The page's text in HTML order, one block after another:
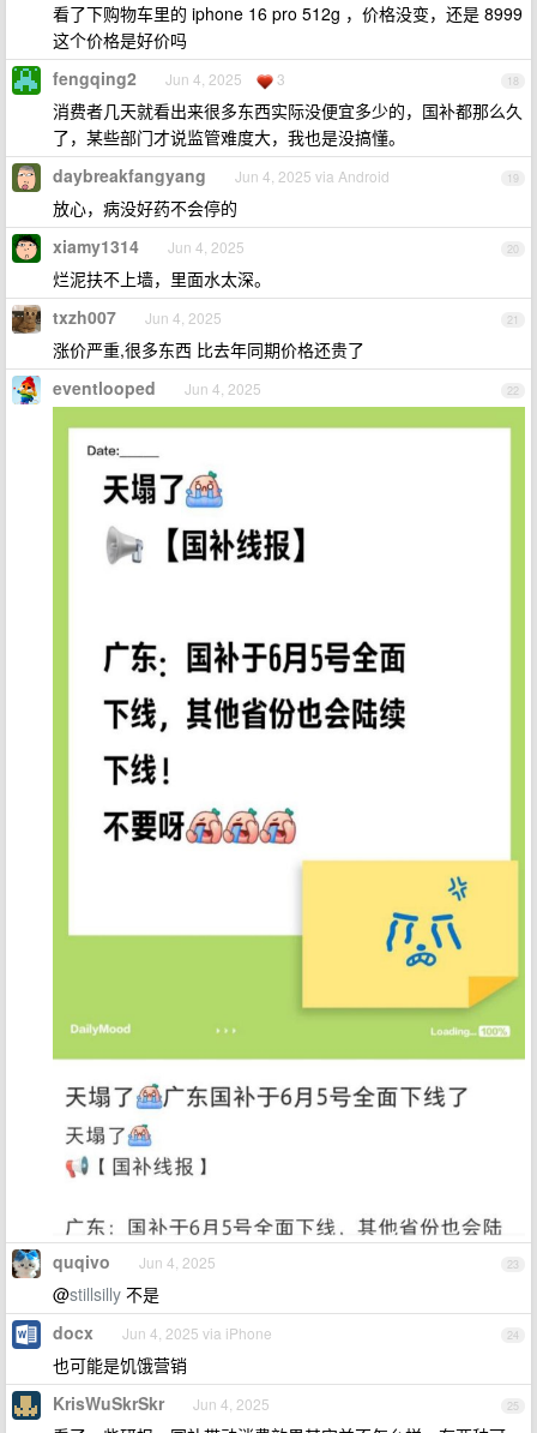
看了下购物车里的 iphone 16 pro 512g ，价格没变，还是 8999
这个价格是好价吗
18
fengqing2 Jun 4, 2025 3
消费者几天就看出来很多东西实际没便宜多少的，国补都那么久
了，某些部门才说监管难度大，我也是没搞懂。
19
daybreakfangyang Jun 4, 2025 via Android
放心，病没好药不会停的
20
xiamy1314 Jun 4, 2025
烂泥扶不上墙，里面水太深。
21
txzh007 Jun 4, 2025
涨价严重,很多东西 比去年同期价格还贵了
22
eventlooped Jun 4, 2025
23
quqivo Jun 4, 2025
@stillsilly 不是
24
docx Jun 4, 2025 via iPhone
也可能是饥饿营销
25
KrisWuSkrSkr Jun 4, 2025